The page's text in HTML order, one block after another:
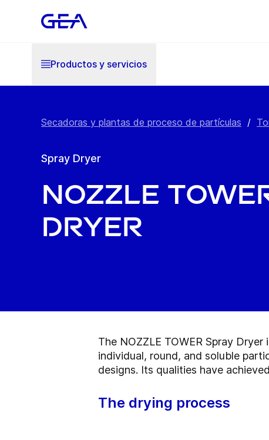
Productos y servicios
Secadoras y plantas de proceso de partículas /
Spray Dryer
NOZZLE
Dryer
The NOZZLE TOWER Spray
individual, round, and soluble
designs. Its qualities have
The drying process